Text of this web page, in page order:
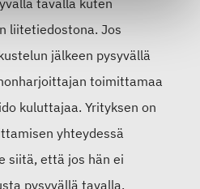
tavalla kuten
liitetiedostona. Jos
jälkeen pysyvällä
toimittamaa
kuluttajaa. Yrityksen on
yhteydessä
siitä, että jos hän ei
pysyvällä tavalla,